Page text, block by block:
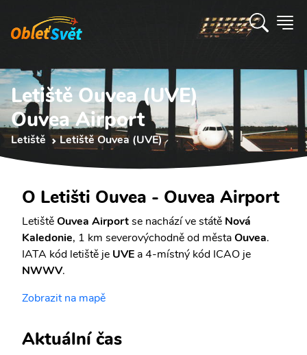
Letiště Ouvea (UVE)
Ouvea Airport
Letiště Letiště Ouvea (UVE)
O Letišti Ouvea - Ouvea Airport
LetištěOuvea Airportse nachází ve státě Nová
Kaledonie, 1 km severovýchodně od městaOuvea.
IATA kód letiště je UVE a 4-místný kód ICAO je
NWWV.
Zobrazit na mapě
Aktuální čas